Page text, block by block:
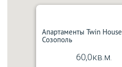
Апартаменты Twin House
Созополь
60,0кв.м.